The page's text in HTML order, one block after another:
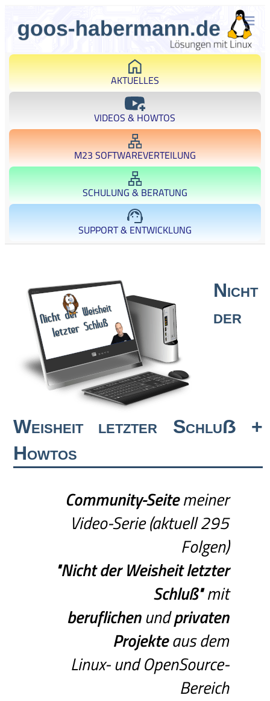
AKTUELLES
VIDEOS & HOWTOS
M23 SOFTWAREVERTEILUNG
SCHULUNG & BERATUNG
SUPPORT & ENTWICKLUNG
Nicht
der
Weisheit letzter Schluẞ +
Howtos
Community-Seitemeiner
Video-Serie (aktuell 295
Folgen)
"Nichtder Weisheitletzter
Schluß"mit
beruflichenundprivaten
Projekteaus dem
Linux- und OpenSource-
Bereich